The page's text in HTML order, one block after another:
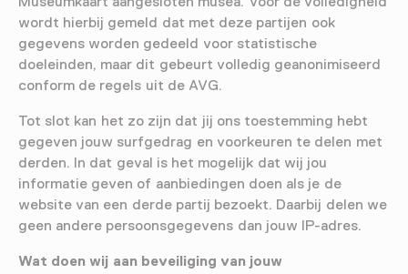
wordt hierbij gemeld dat met deze partijen ook
gegevens worden gedeeld voor statistische
doeleinden, maar dit gebeurt volledig geanonimiseerd
conform de regels uit de AVG.
Tot slot kan het zo zijn dat jij ons toestemming hebt
gegeven jouw surfgedrag en voorkeuren te delen met
derden. In dat geval is het mogelijk dat wij jou
informatie geven of aanbiedingen doen als je de
website van een derde partij bezoekt. Daarbij delen we
geen andere persoonsgegevens dan jouw IP-adres.
Wat doen wij aan beveiliging van jouw